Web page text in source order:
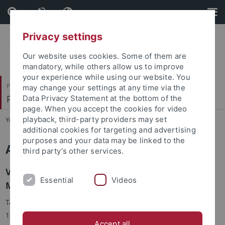
Skip
to
content
Skip
to
footer
Philosophische Fakultät
Prof. Dr. Eckart Goebel
You are here: Startseite ... Aktuell
Aktuelles
Vortrag: Renaissance der Moderne. Thomas
Manns Fiorenza (1906), 18. Juni 2026
Tagung: Das schwierige Jahrzehnt. Thomas Mann zwischen
1901 und 1911, 18.-19.06.2026
Privacy settings
Our website uses cookies. Some of them are
mandatory, while others allow us to improve
your experience while using our website. You
may change your settings at any time via the
Data Privacy Statement at the bottom of the
page. When you accept the cookies for video
playback, third-party providers may set
additional cookies for targeting and advertising
purposes and your data may be linked to the
third party’s other services.
Essential Videos